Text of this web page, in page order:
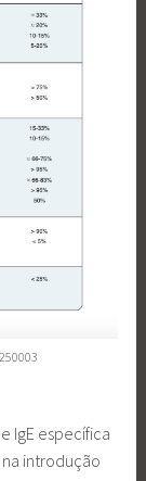
IgE específica
introdução